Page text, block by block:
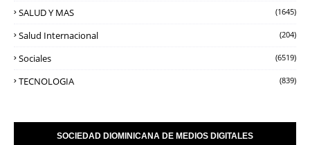
SALUD Y MAS (1645)
Salud Internacional (204)
Sociales (6519)
TECNOLOGIA (839)
SOCIEDAD DIOMINICANA DE MEDIOS DIGITALES